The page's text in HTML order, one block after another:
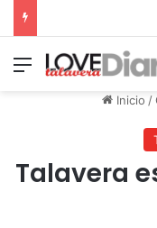
Menú
Inicio /
Talavera